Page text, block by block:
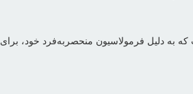
دلیل فرمولاسیون منحصربه‌فرد خود، برای